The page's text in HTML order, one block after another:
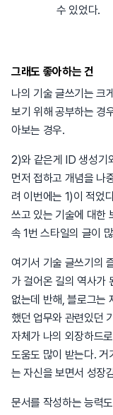
수 있었다.
그래도 좋아하는 건
나의 기술 글쓰기는 크
보기 위해 공부하는 경
아보는 경우.
2)와 같은게 ID 생성기
먼저 접하고 개념을 나
려 이번에는 1)이 적었
쓰고 있는 기술에 대한
속 1번 스타일의 글이
여기서 기술 글쓰기의
가 걸어온 길의 역사가
없는데 반해, 블로그는
했던 업무와 관련있던
자체가 나의 외장하드
도움도 많이 받는다.
는 자신을 보면서 성장
문서를 작성하는 능력